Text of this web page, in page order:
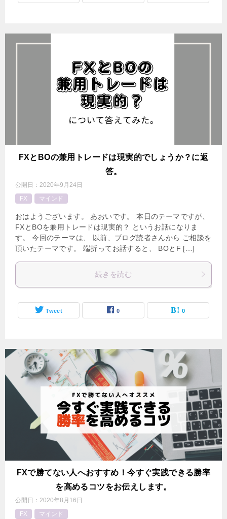
FXとBOの兼用トレードは現実的でしょうか？に返
答。
公開日： 2020年9月24日
FX
マインド
おはようございます。 あおいです。 本日のテーマですが、
FXとBOを兼用トレードは現実的？ というお話になりま
す。 今回のテーマは、 以前、ブログ読者さんから ご相談を
頂いたテーマです。 端折ってお話すると、 BOとF […]
続きを読む
Tweet 0 0
FXで勝てない人へおすすめ！今すぐ実践できる勝率
を高めるコツをお伝えします。
公開日： 2020年8月16日
FX
マインド